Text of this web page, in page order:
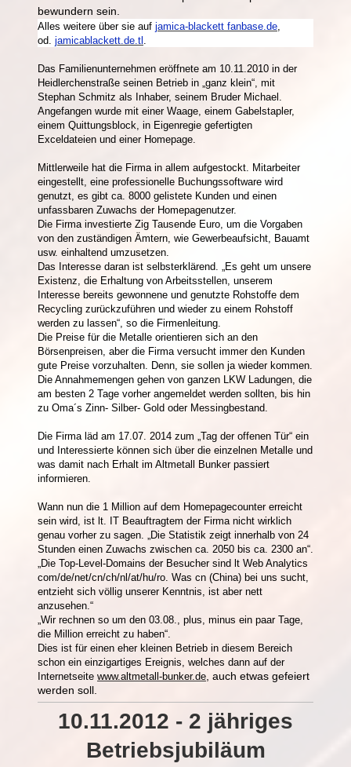
bewundern sein.
Alles weitere über sie auf jamica-blackett fanbase.de
od. jamicablackett.de.tl
Das Familienunternehmen eröffnete am 10.11.2010 in der
Heidlerchenstraße seinen Betrieb in „ganz klein“, mit
Stephan Schmitz als Inhaber, seinem Bruder Michael.
Angefangen wurde mit einer Waage, einem Gabelstapler,
einem Quittungsblock, in Eigenregie gefertigten
Exceldateien und einer Homepage.
Mittlerweile hat die Firma in allem aufgestockt. Mitarbeiter
eingestellt, eine professionelle Buchungssoftware wird
genutzt, es gibt ca. 8000 gelistete Kunden und einen
unfassbaren Zuwachs der Homepagenutzer.
Die Firma investierte Zig Tausende Euro, um die Vorgaben
von den zuständigen Ämtern, wie Gewerbeaufsicht, Bauamt
usw. einhaltend umzusetzen.
Das Interesse daran ist selbsterklärend. „Es geht um unsere
Existenz, die Erhaltung von Arbeitsstellen, unserem
Interesse bereits gewonnene und genutzte Rohstoffe dem
Recycling zurückzuführen und wieder zu einem Rohstoff
werden zu lassen“, so die Firmenleitung.
Die Preise für die Metalle orientieren sich an den
Börsenpreisen, aber die Firma versucht immer den Kunden
gute Preise vorzuhalten. Denn, sie sollen ja wieder kommen.
Die Annahmemengen gehen von ganzen LKW Ladungen, die
am besten 2 Tage vorher angemeldet werden sollten, bis hin
zu Oma´s Zinn- Silber- Gold oder Messingbestand.
Die Firma läd am 17.07. 2014 zum „Tag der offenen Tür“ ein
und Interessierte können sich über die einzelnen Metalle und
was damit nach Erhalt im Altmetall Bunker passiert
informieren.
Wann nun die 1 Million auf dem Homepagecounter erreicht
sein wird, ist lt. IT Beauftragtem der Firma nicht wirklich
genau vorher zu sagen. „Die Statistik zeigt innerhalb von 24
Stunden einen Zuwachs zwischen ca. 2050 bis ca. 2300 an“.
Die Top-Level-Domains der Besucher sind lt Web Analytics
com/de/net/cn/ch/nl/at/hu/ro. Was cn (China) bei uns sucht,
entzieht sich völlig unserer Kenntnis, ist aber nett
anzusehen.“
„Wir rechnen so um den 03.08., plus, minus ein paar Tage,
die Million erreicht zu haben“.
Dies ist für einen eher kleinen Betrieb in diesem Bereich
schon ein einzigartiges Ereignis, welches dann auf der
Internetseite www.altmetall-bunker.de , auch etwas gefeiert
werden soll.
10.11.2012 - 2 jähriges
Betriebsjubiläum